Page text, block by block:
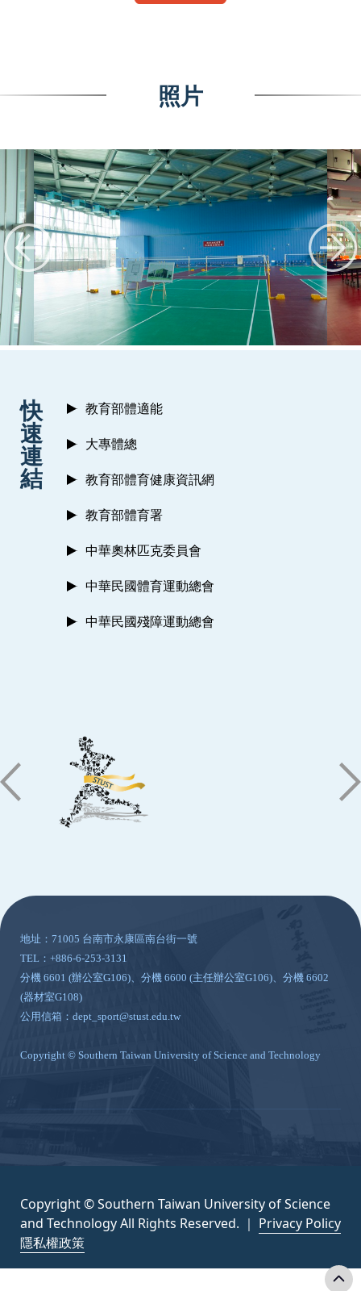
照片
快
速
連
結
教育部體適能
大專體總
教育部體育健康資訊網
教育部體育署
中華奧林匹克委員會
中華民國體育運動總會
中華民國殘障運動總會
地址：71005 台南市永康區南台街一號
TEL：+886-6-253-3131
分機 6601 (辦公室G106)、分機 6600 (主任辦公室G106)、分機 6602
(器材室G108)
公用信箱：dept_sport@stust.edu.tw
Copyright © Southern Taiwan University of Science and Technology
Copyright © Southern Taiwan University of Science
and Technology All Rights Reserved. ｜ Privacy Policy
隱私權政策